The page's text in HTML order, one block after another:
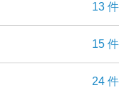
13 件
15 件
24 件